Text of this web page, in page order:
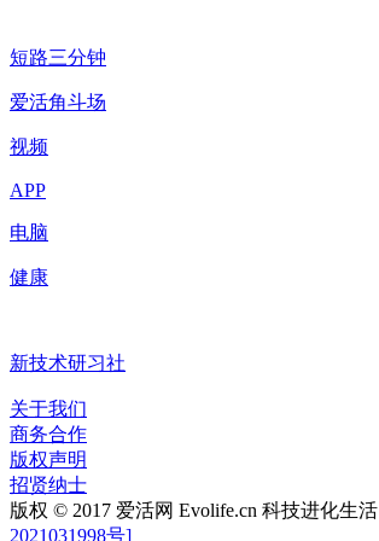
短路三分钟
爱活角斗场
视频
APP
电脑
健康
新技术研习社
关于我们
商务合作
版权声明
招贤纳士
版权 © 2017 爱活网 Evolife.cn 科技进化生活
2021031998号]